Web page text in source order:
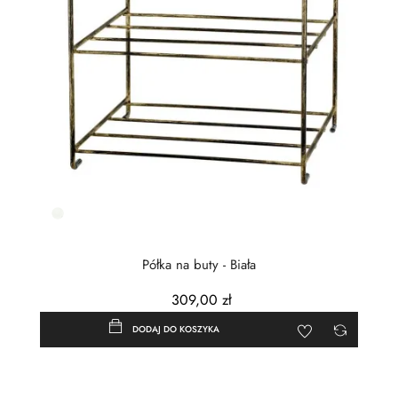
Półka na buty - Biała
309,00 zł
DODAJ DO KOSZYKA